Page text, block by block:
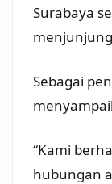
Surabaya
Sebagai
“Kami
hubungan